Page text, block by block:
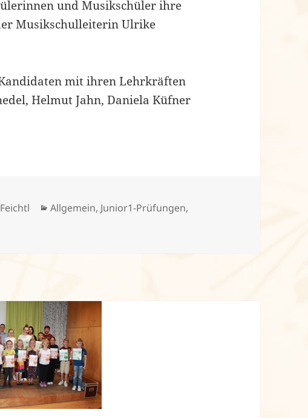
und Musikschüler ihre
Musikschulleiterin Ulrike
mit ihren Lehrkräften
Helmut Jahn, Daniela Küfner
Kategorien
Allgemein, Junior1-Prüfungen,